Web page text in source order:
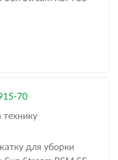
70
технику
для уборки